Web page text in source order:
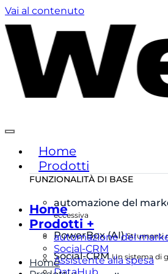
Vai al contenuto
Home
Prodotti
FUNZIONALITÀ DI BASE
automazione del
eccessiva
PowerBox (AI) Strumenti
Social-CRM Un sistema di
Home
Prodotti +
automazione del
Social-CRM
Assistente alla spesa
Home